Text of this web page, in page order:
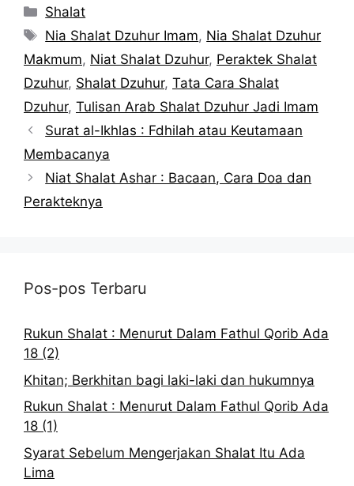
Kategori
Shalat
Tag
Nia Shalat Dzuhur Imam, Nia Shalat Dzuhur
Makmum, Niat Shalat Dzuhur, Peraktek Shalat
Dzuhur, Shalat Dzuhur, Tata Cara Shalat
Dzuhur, Tulisan Arab Shalat Dzuhur Jadi Imam
Surat al-Ikhlas : Fdhilah atau Keutamaan
Membacanya
Niat Shalat Ashar : Bacaan, Cara Doa dan
Perakteknya
Pos-pos Terbaru
Rukun Shalat : Menurut Dalam Fathul Qorib Ada
18 (2)
Khitan; Berkhitan bagi laki-laki dan hukumnya
Rukun Shalat : Menurut Dalam Fathul Qorib Ada
18 (1)
Syarat Sebelum Mengerjakan Shalat Itu Ada
Lima